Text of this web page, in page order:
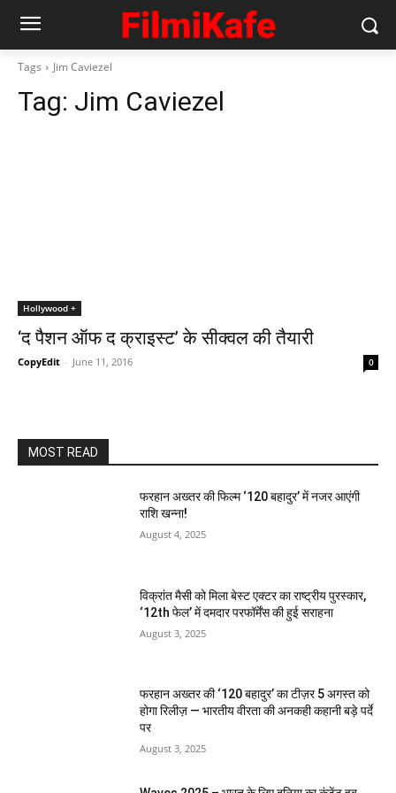
Tags Jim Caviezel
Tag: Jim Caviezel
Hollywood +
‘द पैशन ऑफ द क्राइस्ट’ के सीक्‍वल की तैयारी
CopyEdit - June 11, 2016 0
MOST READ
फरहान अख्तर की फिल्म ‘120 बहादुर’ में नजर आएंगी
राशि खन्ना!
August 4, 2025
विक्रांत मैसी को मिला बेस्ट एक्टर का राष्ट्रीय पुरस्कार,
‘12th फेल’ में दमदार परफॉर्मेंस की हुई सराहना
August 3, 2025
फरहान अख्तर की ‘120 बहादुर’ का टीज़र 5 अगस्त को
होगा रिलीज़ — भारतीय वीरता की अनकही कहानी बड़े पर्दे
पर
August 3, 2025